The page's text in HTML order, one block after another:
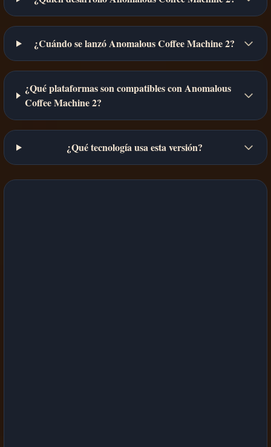
¿Cuándo se lanzó Anomalous Coffee Machine 2?
¿Qué plataformas son compatibles con Anomalous
Coffee Machine 2?
¿Qué tecnología usa esta versión?